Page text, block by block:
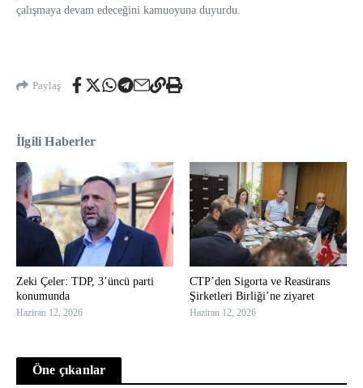
çalışmaya devam edeceğini kamuoyuna duyurdu.
Paylaş
İlgili Haberler
Zeki Çeler: TDP, 3’üncü parti
konumunda
Haziran 12, 2026
CTP’den Sigorta ve Reasürans
Şirketleri Birliği’ne ziyaret
Haziran 12, 2026
Öne çıkanlar